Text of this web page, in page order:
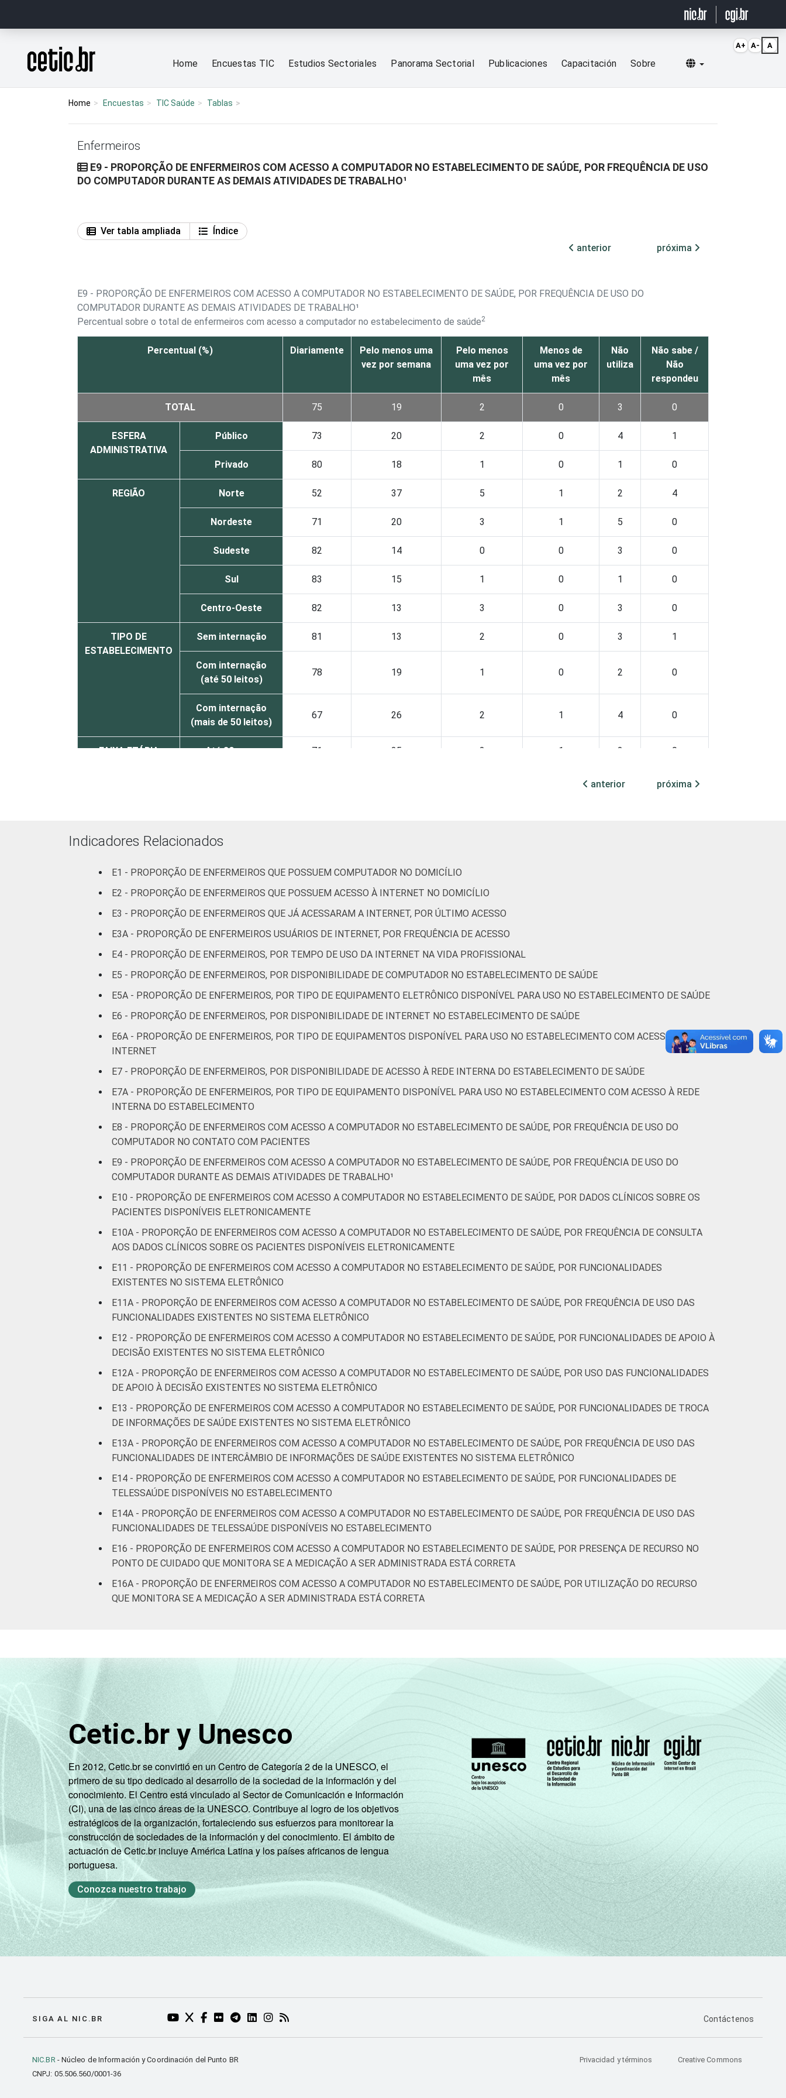
Página inicial
Home Encuestas TIC Estudios Sectoriales Panorama Sectorial Publicaciones Capacitación Sobre Selecionar idioma
Home Encuestas TIC Saúde Tablas
Enfermeiros
E9 - PROPORÇÃO DE ENFERMEIROS COM ACESSO A COMPUTADOR NO ESTABELECIMENTO DE SAÚDE, POR FREQUÊNCIA DE USO
DO COMPUTADOR DURANTE AS DEMAIS ATIVIDADES DE TRABALHO¹
Ver tabla ampliada
Índice
anterior
próxima
E9 - PROPORÇÃO DE ENFERMEIROS COM ACESSO A COMPUTADOR NO ESTABELECIMENTO DE SAÚDE, POR FREQUÊNCIA DE USO DO
COMPUTADOR DURANTE AS DEMAIS ATIVIDADES DE TRABALHO¹
Percentual sobre o total de enfermeiros com acesso a computador no estabelecimento de saúde2
Percentual (%) Diariamente
Pelo menos uma
vez por semana
Pelo menos
uma vez por
mês
Menos de
uma vez por
mês
Não
utiliza
Não sabe /
Não
respondeu
TOTAL 75 19 2 0 3 0
ESFERA
ADMINISTRATIVA
Público 73 20 2 0 4 1
Privado 80 18 1 0 1 0
REGIÃO Norte 52 37 5 1 2 4
Nordeste 71 20 3 1 5 0
Sudeste 82 14 0 0 3 0
Sul 83 15 1 0 1 0
Centro-Oeste 82 13 3 0 3 0
TIPO DE
ESTABELECIMENTO
Sem internação 81 13 2 0 3 1
Com internação
(até 50 leitos)
78 19 1 0 2 0
Com internação
(mais de 50 leitos)
67 26 2 1 4 0
FAIXA ETÁRIA Até 30 anos 71 25 2 1 2 0
4 0
LOCALIZAÇÃO Capital
1 As atividades aqui consideradas são aquelas que não envolvem contato direto com o paciente.
Base: 1.612 enfermeiros com acesso a computador no estabelecimento de saúde. Respostas estimuladas. Dados coletados entre setembro de
Fonte: NIC.br - set 2014 / mar 2015
anterior próxima
Indicadores Relacionados
E1 - PROPORÇÃO DE ENFERMEIROS QUE POSSUEM COMPUTADOR NO DOMICÍLIO
E2 - PROPORÇÃO DE ENFERMEIROS QUE POSSUEM ACESSO À INTERNET NO DOMICÍLIO
E3 - PROPORÇÃO DE ENFERMEIROS QUE JÁ ACESSARAM A INTERNET, POR ÚLTIMO ACESSO
E3A - PROPORÇÃO DE ENFERMEIROS USUÁRIOS DE INTERNET, POR FREQUÊNCIA DE ACESSO
E4 - PROPORÇÃO DE ENFERMEIROS, POR TEMPO DE USO DA INTERNET NA VIDA PROFISSIONAL
E5 - PROPORÇÃO DE ENFERMEIROS, POR DISPONIBILIDADE DE COMPUTADOR NO ESTABELECIMENTO DE SAÚDE
E5A - PROPORÇÃO DE ENFERMEIROS, POR TIPO DE EQUIPAMENTO ELETRÔNICO DISPONÍVEL PARA USO NO ESTABELECIMENTO DE SAÚDE
E6 - PROPORÇÃO DE ENFERMEIROS, POR DISPONIBILIDADE DE INTERNET NO ESTABELECIMENTO DE SAÚDE
E6A - PROPORÇÃO DE ENFERMEIROS, POR TIPO DE EQUIPAMENTOS DISPONÍVEL PARA USO NO ESTABELECIMENTO COM ACESSO À
INTERNET
E7 - PROPORÇÃO DE ENFERMEIROS, POR DISPONIBILIDADE DE ACESSO À REDE INTERNA DO ESTABELECIMENTO DE SAÚDE
E7A - PROPORÇÃO DE ENFERMEIROS, POR TIPO DE EQUIPAMENTO DISPONÍVEL PARA USO NO ESTABELECIMENTO COM ACESSO À REDE
INTERNA DO ESTABELECIMENTO
E8 - PROPORÇÃO DE ENFERMEIROS COM ACESSO A COMPUTADOR NO ESTABELECIMENTO DE SAÚDE, POR FREQUÊNCIA DE USO DO
COMPUTADOR NO CONTATO COM PACIENTES
E9 - PROPORÇÃO DE ENFERMEIROS COM ACESSO A COMPUTADOR NO ESTABELECIMENTO DE SAÚDE, POR FREQUÊNCIA DE USO DO
COMPUTADOR DURANTE AS DEMAIS ATIVIDADES DE TRABALHO¹
E10 - PROPORÇÃO DE ENFERMEIROS COM ACESSO A COMPUTADOR NO ESTABELECIMENTO DE SAÚDE, POR DADOS CLÍNICOS SOBRE OS
PACIENTES DISPONÍVEIS ELETRONICAMENTE
E10A - PROPORÇÃO DE ENFERMEIROS COM ACESSO A COMPUTADOR NO ESTABELECIMENTO DE SAÚDE, POR FREQUÊNCIA DE CONSULTA
AOS DADOS CLÍNICOS SOBRE OS PACIENTES DISPONÍVEIS ELETRONICAMENTE
E11 - PROPORÇÃO DE ENFERMEIROS COM ACESSO A COMPUTADOR NO ESTABELECIMENTO DE SAÚDE, POR FUNCIONALIDADES
EXISTENTES NO SISTEMA ELETRÔNICO
E11A - PROPORÇÃO DE ENFERMEIROS COM ACESSO A COMPUTADOR NO ESTABELECIMENTO DE SAÚDE, POR FREQUÊNCIA DE USO DAS
FUNCIONALIDADES EXISTENTES NO SISTEMA ELETRÔNICO
E12 - PROPORÇÃO DE ENFERMEIROS COM ACESSO A COMPUTADOR NO ESTABELECIMENTO DE SAÚDE, POR FUNCIONALIDADES DE APOIO À
DECISÃO EXISTENTES NO SISTEMA ELETRÔNICO
E12A - PROPORÇÃO DE ENFERMEIROS COM ACESSO A COMPUTADOR NO ESTABELECIMENTO DE SAÚDE, POR USO DAS FUNCIONALIDADES
DE APOIO À DECISÃO EXISTENTES NO SISTEMA ELETRÔNICO
E13 - PROPORÇÃO DE ENFERMEIROS COM ACESSO A COMPUTADOR NO ESTABELECIMENTO DE SAÚDE, POR FUNCIONALIDADES DE TROCA
DE INFORMAÇÕES DE SAÚDE EXISTENTES NO SISTEMA ELETRÔNICO
E13A - PROPORÇÃO DE ENFERMEIROS COM ACESSO A COMPUTADOR NO ESTABELECIMENTO DE SAÚDE, POR FREQUÊNCIA DE USO DAS
FUNCIONALIDADES DE INTERCÂMBIO DE INFORMAÇÕES DE SAÚDE EXISTENTES NO SISTEMA ELETRÔNICO
E14 - PROPORÇÃO DE ENFERMEIROS COM ACESSO A COMPUTADOR NO ESTABELECIMENTO DE SAÚDE, POR FUNCIONALIDADES DE
TELESSAÚDE DISPONÍVEIS NO ESTABELECIMENTO
E14A - PROPORÇÃO DE ENFERMEIROS COM ACESSO A COMPUTADOR NO ESTABELECIMENTO DE SAÚDE, POR FREQUÊNCIA DE USO DAS
FUNCIONALIDADES DE TELESSAÚDE DISPONÍVEIS NO ESTABELECIMENTO
E16 - PROPORÇÃO DE ENFERMEIROS COM ACESSO A COMPUTADOR NO ESTABELECIMENTO DE SAÚDE, POR PRESENÇA DE RECURSO NO
PONTO DE CUIDADO QUE MONITORA SE A MEDICAÇÃO A SER ADMINISTRADA ESTÁ CORRETA
E16A - PROPORÇÃO DE ENFERMEIROS COM ACESSO A COMPUTADOR NO ESTABELECIMENTO DE SAÚDE, POR UTILIZAÇÃO DO RECURSO
QUE MONITORA SE A MEDICAÇÃO A SER ADMINISTRADA ESTÁ CORRETA
Cetic.br y Unesco
En 2012, Cetic.br se convirtió en un Centro de Categoría 2 de la UNESCO, el
primero de su tipo dedicado al desarrollo de la sociedad de la información y del
conocimiento. El Centro está vinculado al Sector de Comunicación e Información
(CI), una de las cinco áreas de la UNESCO. Contribuye al logro de los objetivos
estratégicos de la organización, fortaleciendo sus esfuerzos para monitorear la
construcción de sociedades de la información y del conocimiento. El ámbito de
actuación de Cetic.br incluye América Latina y los países africanos de lengua
portuguesa.
Conozca nuestro trabajo
SIGA AL NIC.BR YOUTUBE DO NIC.BR (ABRE EM NOVA ABA)
TWITTER DO NIC.BR (ABRE EM NOVA ABA)
FACEBOOK DO NIC.BR (ABRE EM NOVA ABA)
FLICKR DO NIC.BR (ABRE EM NOVA ABA)
TELEGRAM DO NIC.BR (ABRE EM NOVA ABA)
LINKEDIN DO NIC.BR (ABRE EM NOVA ABA)
INSTAGRAM DO NIC.BR (ABRE EM NOVA ABA)
RSS DO NIC.BR (ABRE EM NOVA ABA) PÁGINA DE
Contáctenos
NIC.BR- Núcleo de Información y Coordinación del Punto BR
CNPJ: 05.506.560/0001-36
Privacidad y términos Creative Commons
A+ A- A